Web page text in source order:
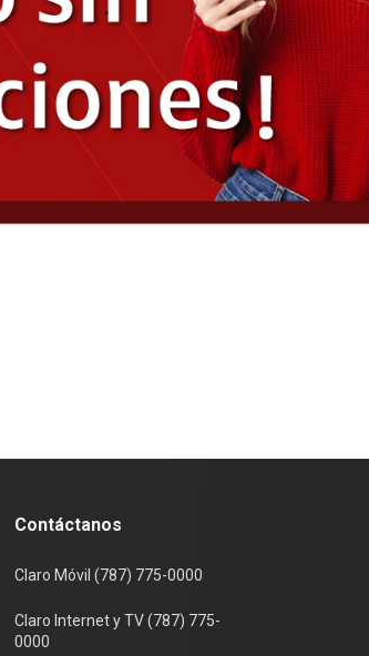
de las Cosas
Full
Frecuentes Claro Full
y Condiciones de Claro Full
de Pago
Contáctanos
Claro Móvil (787) 775-0000
Claro Internet y TV (787) 775-
0000